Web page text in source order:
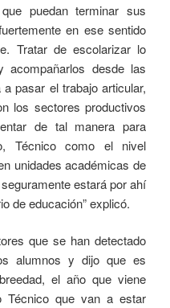
puedan terminar sus
en ese sentido
Tratar de escolarizar lo
acompañarlos desde las
pasar el trabajo articular,
los sectores productivos
de tal manera para
Técnico como el nivel
unidades académicas de
estará por ahí
de educación” explicó.
que se han detectado
alumnos y dijo que es
el año que viene
Técnico que van a estar